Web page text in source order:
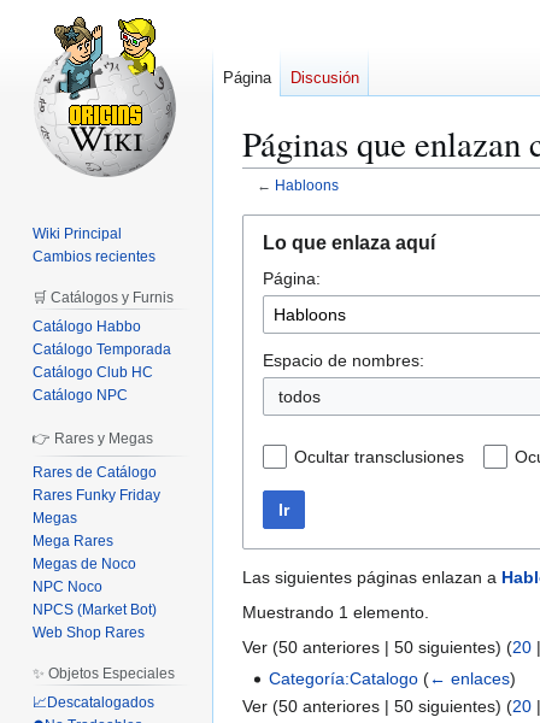
Páginas que enlazan
← Habloons
navegación
búsqueda
Lo que enlaza aquí
Página:
Espacio de nombres:
todos
Ocultar transclusiones
Ir
Las siguientes páginas enlazan a
Muestrando 1 elemento.
Ver (50 anteriores | 50 siguientes) (20
Categoría:Catalogo (← enlaces)
Ver (50 anteriores | 50 siguientes) (20
Página Discusión
Wiki Principal
Cambios recientes
🛒 Catálogos y Furnis
Catálogo Habbo
Catálogo Temporada
Catálogo Club HC
Catálogo NPC
👉 Rares y Megas
Rares de Catálogo
Rares Funky Friday
Megas
Mega Rares
Megas de Noco
NPC Noco
NPCS (Market Bot)
Web Shop Rares
✨ Objetos Especiales
📈Descatalogados